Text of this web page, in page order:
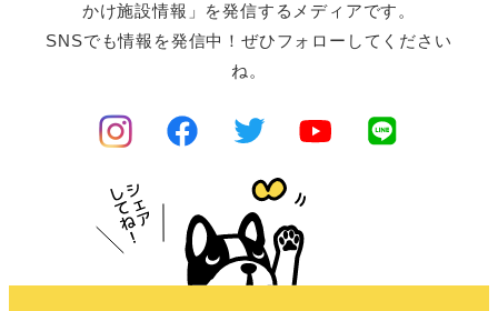
かけ施設情報」を発信するメディアです。
SNSでも情報を発信中！ぜひフォローしてください
ね。